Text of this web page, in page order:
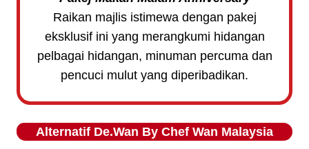
Raikan majlis istimewa dengan pakej
eksklusif ini yang merangkumi hidangan
pelbagai hidangan, minuman percuma dan
pencuci mulut yang diperibadikan.
Alternatif De.Wan By Chef Wan Malaysia